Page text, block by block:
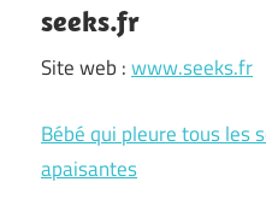
seeks.fr
Site web :www.seeks.fr
Bébé qui pleure tous les
apaisantes